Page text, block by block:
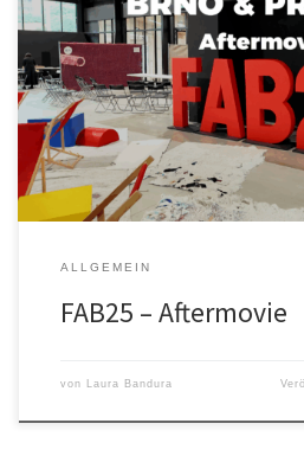
FAB25 – Aftermovie Was für eine
wir mittendrin – in Brünn und in Prag,
Tage voller Ideen, Begegnungen und
gelötet, gelasert, gelacht und unsere
Workshops vorgestellt. Ob bei den
ALLGEMEIN
FAB25 – Aftermovie
von Laura Bandura